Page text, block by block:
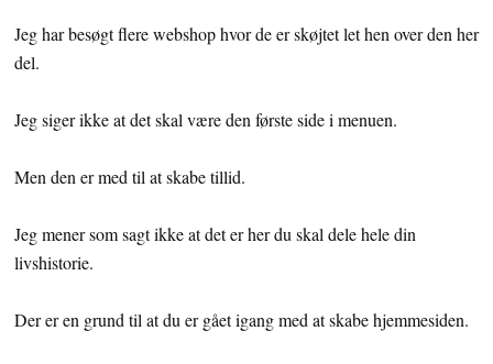
Jeg har besøgt flere webshop hvor de er skøjtet let hen over den her
del.
Jeg siger ikke at det skal være den første side i menuen.
Men den er med til at skabe tillid.
Jeg mener som sagt ikke at det er her du skal dele hele din
livshistorie.
Der er en grund til at du er gået igang med at skabe hjemmesiden.